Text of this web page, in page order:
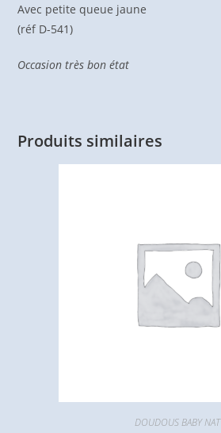
Avec petite queue jaune
(réf D-541)
Occasion très bon état
Produits similaires
DOUDOUS BABY NAT